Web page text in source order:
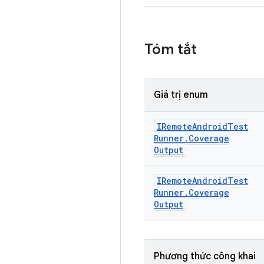
Tóm tắt
Giá trị enum
IRemoteAndroidTest
Runner. Coverage
Output
IRemoteAndroidTest
Runner. Coverage
Output
Phương thức công khai